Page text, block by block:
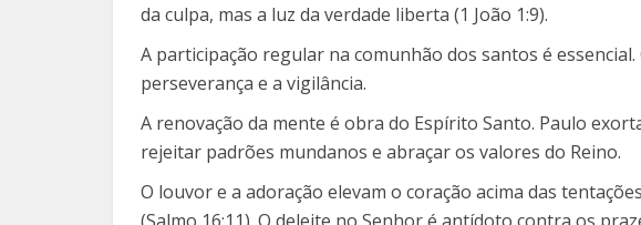
da culpa, mas a luz da verdade liberta (1 João 1:9).
A participação regular na comunhão dos santos é
perseverança e a vigilância.
A renovação da mente é obra do Espírito Santo. Paulo
rejeitar padrões mundanos e abraçar os valores do Reino.
O louvor e a adoração elevam o coração acima das